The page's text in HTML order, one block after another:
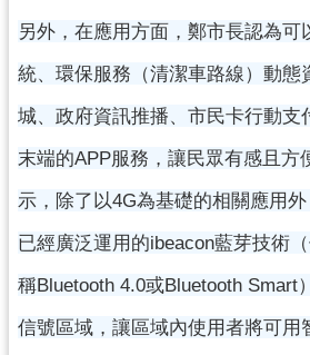
安
政
策
政
網
站
料
開
放
另外，在應用方面，鄭市長認為可
統、環保服務（清潔車路線）動態
城、政府資訊推播、市民卡行動支
末端的APP服務，讓民眾有感且方
示，除了以4G為基礎的相關應用
已經廣泛運用的ibeacon藍芽技術
稱Bluetooth 4.0或Bluetooth Smart
信號區域，讓區域內使用者將可用